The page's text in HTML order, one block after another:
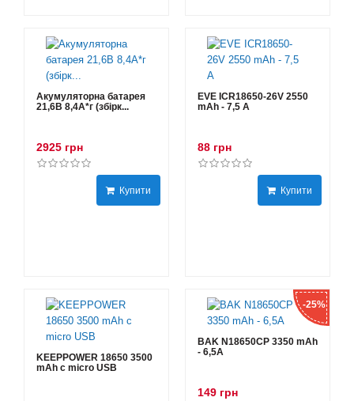
Акумуляторна батарея
21,6В 8,4A*г (збірк...
2925 грн
Купити
EVE ICR18650-26V 2550
mAh - 7,5 А
88 грн
Купити
KEEPPOWER 18650 3500
mAh с micro USB
-25%
BAK N18650CP 3350 mAh
- 6,5А
149 грн